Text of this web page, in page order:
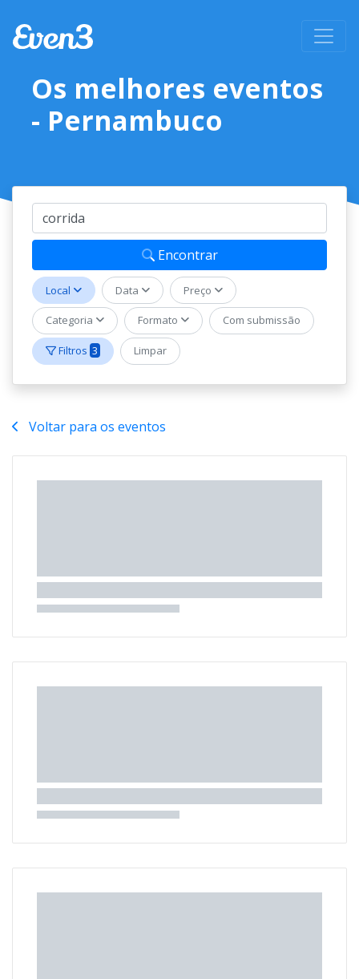
Os melhores eventos
- Pernambuco
Evento
Encontrar
Local Data Preço
Categoria Formato Com submissão
Filtros 3 Limpar
Voltar para os eventos